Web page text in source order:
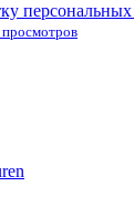
просмотров